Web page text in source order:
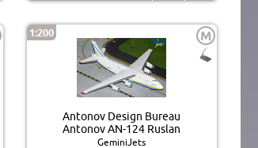
1:200 M
Antonov Design Bureau
Antonov AN-124 Ruslan
GeminiJets